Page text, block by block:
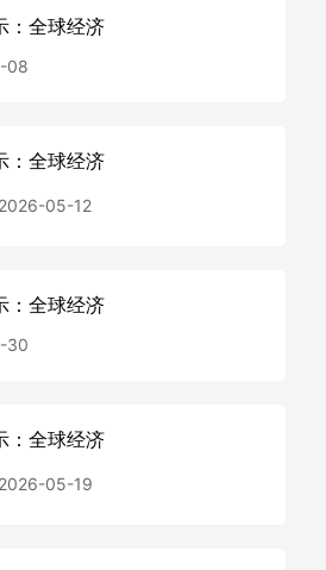
：全球经济
08
：全球经济
2026-05-12
：全球经济
30
：全球经济
2026-05-19